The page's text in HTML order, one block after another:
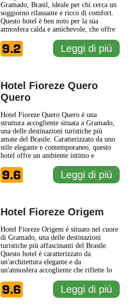
Gramado, Brasil, ideale per chi cerca un
soggiorno rilassante e ricco di comfort.
Questo hotel è ben noto per la sua
atmosfera calda e amichevole, che offre
un'accoglienza tipica della regione. Le
camere sono arredate con gusto,
9.2 Leggi di più
Hotel Fioreze Quero
Quero
Hotel Fioreze Quero Quero è una
struttura accogliente situata a Gramado,
una delle destinazioni turistiche più
amate del Brasile. Caratterizzato da uno
stile elegante e contemporaneo, questo
hotel offre un ambiente intimo e
dalla routine quotidiana. La sua
posizione strategica permette agli ospiti
9.6 Leggi di più
Hotel Fioreze Origem
Hotel Fioreze Origem è situato nel cuore
di Gramado, una delle destinazioni
turistiche più affascinanti del Brasile.
Questo hotel è caratterizzato da
un'architettura elegante e da
un'atmosfera accogliente che riflette lo
godere di un soggiorno confortevole,
con camere ben arredate e dotate di tutti
9.6 Leggi di più